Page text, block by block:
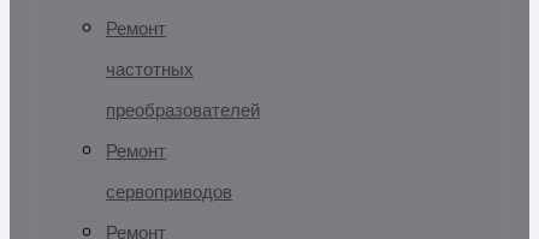
Ремонт
частотных
преобразователей
Ремонт
сервоприводов
Ремонт